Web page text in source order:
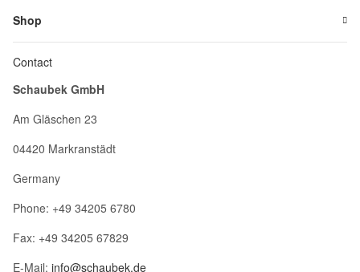
Shop
Contact
Schaubek GmbH
Am Gläschen 23
04420 Markranstädt
Germany
Phone: +49 34205 6780
Fax: +49 34205 67829
E-Mail: info@schaubek.de